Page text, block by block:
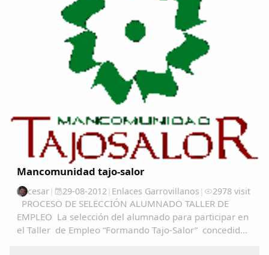
Mancomunidad tajo-salor
cesar| 29-08-2012| Enlaces Garrovillanos | 2978 visit
PROCESO DE SELECCIÓN ALUMNADO TALLER DE
EMPLEO La selección del alumnado para participar en
el Taller de Empleo “Formando Tajo-Salor” concedido